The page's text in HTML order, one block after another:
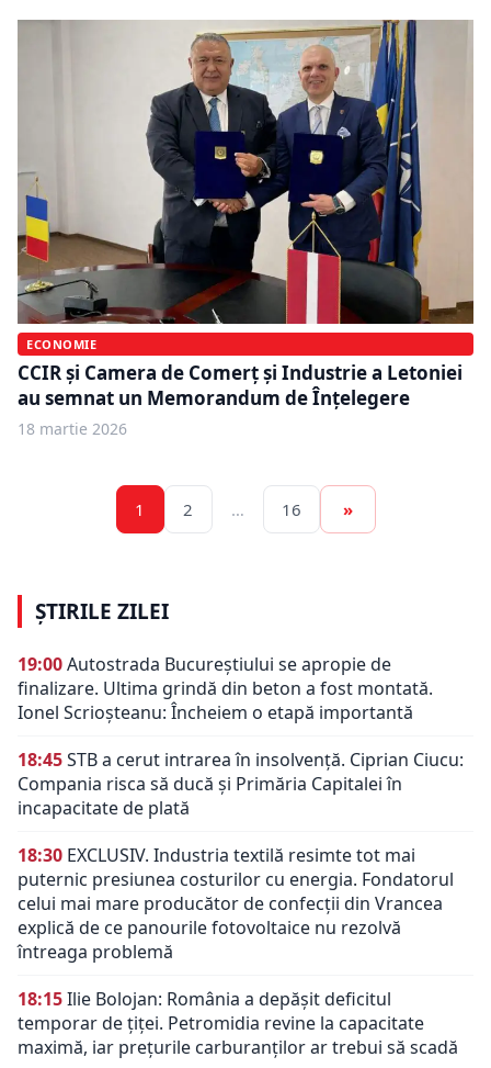
ECONOMIE
CCIR și Camera de Comerț și Industrie a Letoniei
au semnat un Memorandum de Înțelegere
18 martie 2026
1 2 … 16 »
ȘTIRILE ZILEI
19:00Autostrada Bucureștiului se apropie de
finalizare. Ultima grindă din beton a fost montată.
Ionel Scrioșteanu: Încheiem o etapă importantă
18:45STB a cerut intrarea în insolvență. Ciprian Ciucu:
Compania risca să ducă și Primăria Capitalei în
incapacitate de plată
18:30 EXCLUSIV. Industria textilă resimte tot mai
puternic presiunea costurilor cu energia. Fondatorul
celui mai mare producător de confecții din Vrancea
explică de ce panourile fotovoltaice nu rezolvă
întreaga problemă
18:15Ilie Bolojan: România a depășit deficitul
temporar de țiței. Petromidia revine la capacitate
maximă, iar prețurile carburanților ar trebui să scadă